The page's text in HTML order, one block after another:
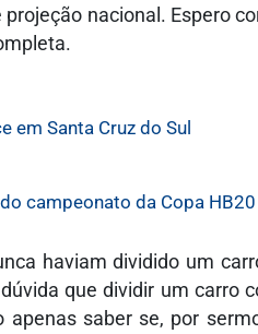
nacional. Espero
em Santa Cruz do Sul
campeonato da Copa HB20
haviam dividido um
que dividir um carro
saber se, por